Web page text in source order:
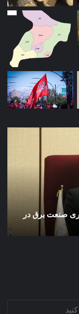
صنعت برق در
و